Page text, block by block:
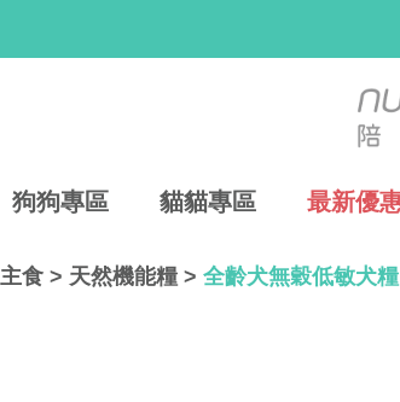
狗狗專區 貓貓專區 最新優
主食 > 天然機能糧 > 全齡犬無穀低敏犬